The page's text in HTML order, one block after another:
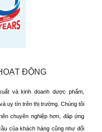
ĐỘNG
và kinh doanh dược phẩm,
uy tín trên thị trường. Chúng tôi
chuyên nghiệp hơn, đáp ứng
của khách hàng cũng như đối